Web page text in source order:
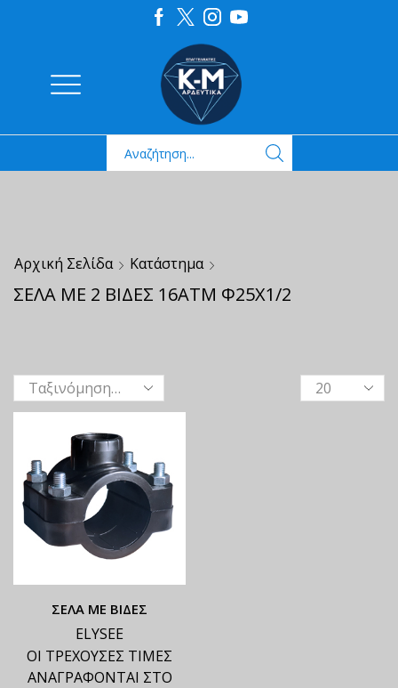
Αρχική Σελίδα Κατάστημα
ΣΕΛΑ ΜΕ 2 ΒΙΔΕΣ 16ΑΤΜ Φ25Χ1/2
ΣΕΛΑ ΜΕ ΒΙΔΕΣ
ELYSEE
ΟΙ ΤΡΕΧΟΥΣΕΣ ΤΙΜΕΣ
ΑΝΑΓΡΑΦΟΝΤΑΙ ΣΤΟ